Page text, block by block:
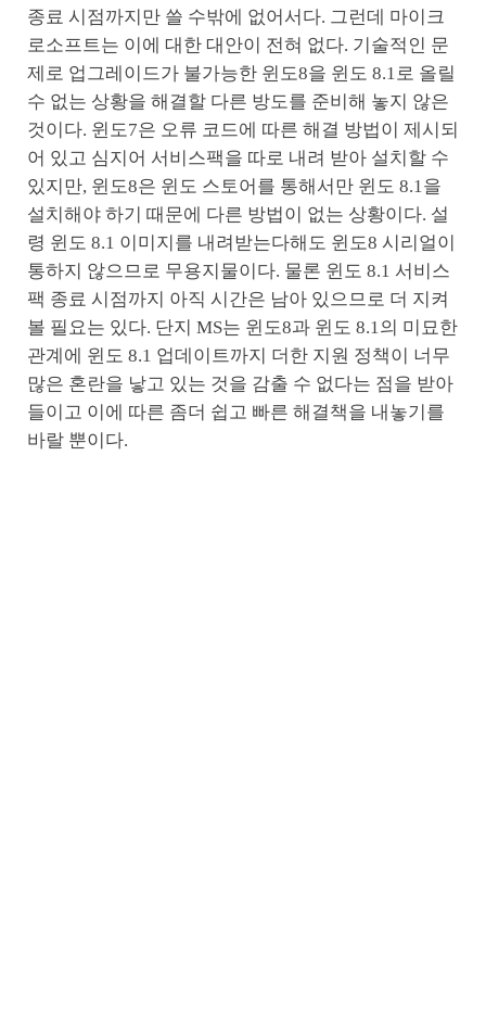
종료 시점까지만 쓸 수밖에 없어서다. 그런데 마이크
로소프트는 이에 대한 대안이 전혀 없다. 기술적인 문
제로 업그레이드가 불가능한 윈도8을 윈도 8.1로 올릴
수 없는 상황을 해결할 다른 방도를 준비해 놓지 않은
것이다. 윈도7은 오류 코드에 따른 해결 방법이 제시되
어 있고 심지어 서비스팩을 따로 내려 받아 설치할 수
있지만, 윈도8은 윈도 스토어를 통해서만 윈도 8.1을
설치해야 하기 때문에 다른 방법이 없는 상황이다. 설
령 윈도 8.1 이미지를 내려받는다해도 윈도8 시리얼이
통하지 않으므로 무용지물이다. 물론 윈도 8.1 서비스
팩 종료 시점까지 아직 시간은 남아 있으므로 더 지켜
볼 필요는 있다. 단지 MS는 윈도8과 윈도 8.1의 미묘한
관계에 윈도 8.1 업데이트까지 더한 지원 정책이 너무
많은 혼란을 낳고 있는 것을 감출 수 없다는 점을 받아
들이고 이에 따른 좀더 쉽고 빠른 해결책을 내놓기를
바랄 뿐이다.